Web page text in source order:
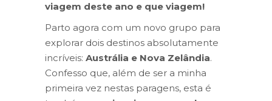
viagem deste ano e que viagem!
Parto agora com um novo grupo para
explorar dois destinos absolutamente
incríveis: Austrália e Nova Zelândia.
Confesso que, além de ser a minha
primeira vez nestas paragens, esta é